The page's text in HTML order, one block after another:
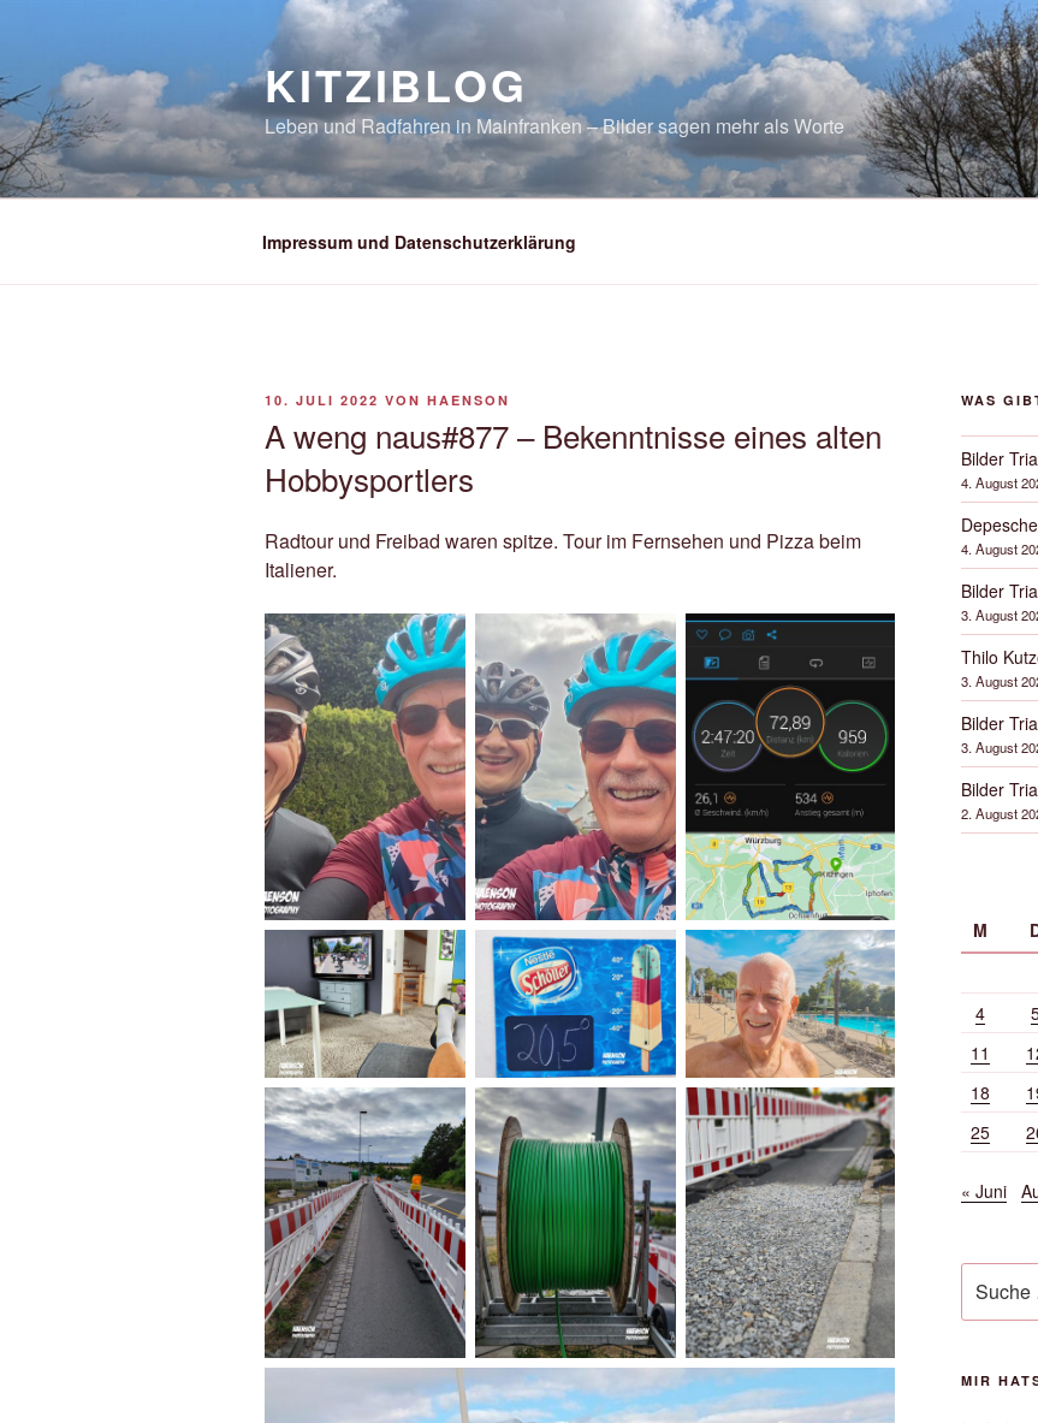
springen
KITZIBLOG
Leben und Radfahren in Mainfranken – Bilder sagen mehr als Worte
Impressum und Datenschutzerklärung
VERÖFFENTLICHT
10. JULI 2022 VON HAENSON
A weng naus#877 – Bekenntnisse eines alten
Hobbysportlers
Radtour und Freibad waren spitze. Tour im Fernsehen und Pizza beim
Italiener.
WAS
Bilder
4. August
4. August
Bilder
3. August
Thilo
3. August
Bilder
3. August
Bilder
2. August
M
4
11
18
25
« Juni
nach:
MIR